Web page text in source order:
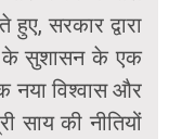
सरकार द्वारा
के सुशासन के एक
नया विश्वास और
साय की नीतियों